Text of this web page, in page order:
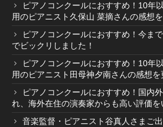
ピアノコンクールにおすすめ！10年
用のピアニスト久保山 菜摘さんの感想
ピアノコンクールにおすすめ！今ま
でビックリしました！
ピアノコンクールにおすすめ！10年
用のピアニスト田母神夕南さんの感想を
ピアノコンクールにおすすめ！国内
れ、海外在住の演奏家からも高い評価を
音楽監督・ピアニスト谷真人さまご